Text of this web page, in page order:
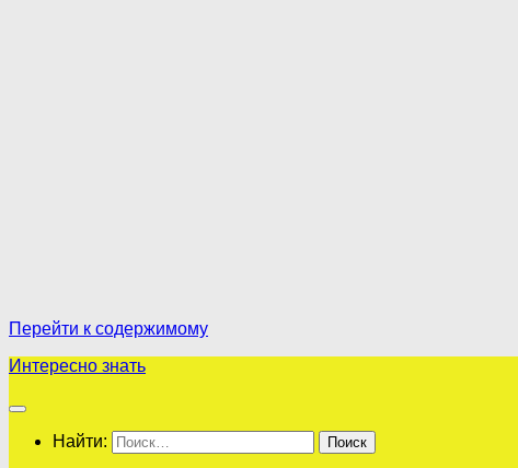
Перейти к содержимому
Интересно знать
Найти: